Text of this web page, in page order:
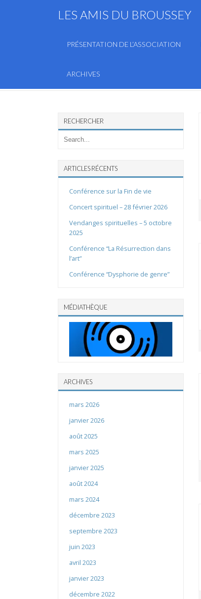
LES AMIS DU BROUSSEY
PRÉSENTATION DE L’ASSOCIATION
ARCHIVES
RECHERCHER
ARTICLES RÉCENTS
Conférence sur la Fin de vie
Concert spirituel – 28 février 2026
Vendanges spirituelles – 5 octobre
2025
Conférence “La Résurrection dans
l’art”
Conférence “Dysphorie de genre”
MÉDIATHÈQUE
ARCHIVES
mars 2026
janvier 2026
août 2025
mars 2025
janvier 2025
août 2024
mars 2024
décembre 2023
septembre 2023
juin 2023
avril 2023
janvier 2023
décembre 2022